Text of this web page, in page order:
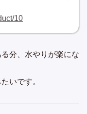
10
分、水やりが楽にな
いです。